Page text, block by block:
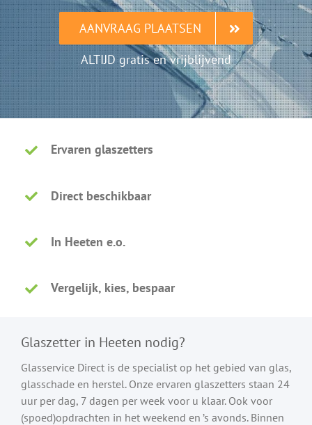
AANVRAAG PLAATSEN
ALTIJD gratis en vrijblijvend
Ervaren glaszetters
Direct beschikbaar
In Heeten e.o.
Vergelijk, kies, bespaar
Glaszetter in Heeten nodig?
Glasservice Direct is de specialist op het gebied van glas,
glasschade en herstel. Onze ervaren glaszetters staan 24
uur per dag, 7 dagen per week voor u klaar. Ook voor
(spoed)opdrachten in het weekend en ’s avonds. Binnen